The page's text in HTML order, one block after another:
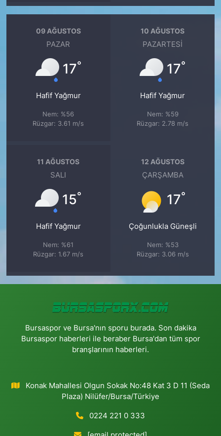
09 AĞUSTOS
PAZAR
17°
Hafif Yağmur
Nem: %56
Rüzgar: 3.61 m/s
10 AĞUSTOS
PAZARTESI
17°
Hafif Yağmur
Nem: %59
Rüzgar: 2.78 m/s
11 AĞUSTOS
SALI
15°
Hafif Yağmur
Nem: %61
Rüzgar: 1.67 m/s
12 AĞUSTOS
ÇARŞAMBA
17°
Çoğunlukla Güneşli
Nem: %53
Rüzgar: 3.06 m/s
Bursaspor ve Bursa'nın sporu burada. Son dakika
Bursaspor haberleri ile beraber Bursa'dan tüm spor
branşlarının haberleri.
Konak Mahallesi Olgun Sokak No:48 Kat 3 D 11 (Seda
Plaza) Nilüfer/Bursa/Türkiye
0224 221 0 333